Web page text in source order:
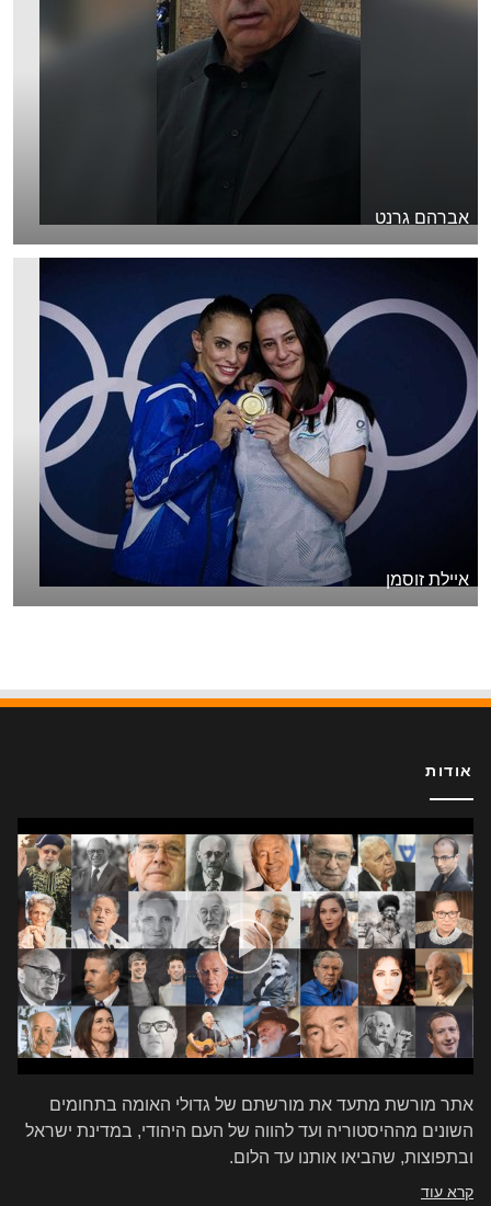
אברהם גרנט
איילת זוסמן
אודות
אתר מורשת מתעד את מורשתם של גדולי האומה בתחומים
השונים מההיסטוריה ועד להווה של העם היהודי, במדינת ישראל
ובתפוצות, שהביאו אותנו עד הלום.
קרא עוד